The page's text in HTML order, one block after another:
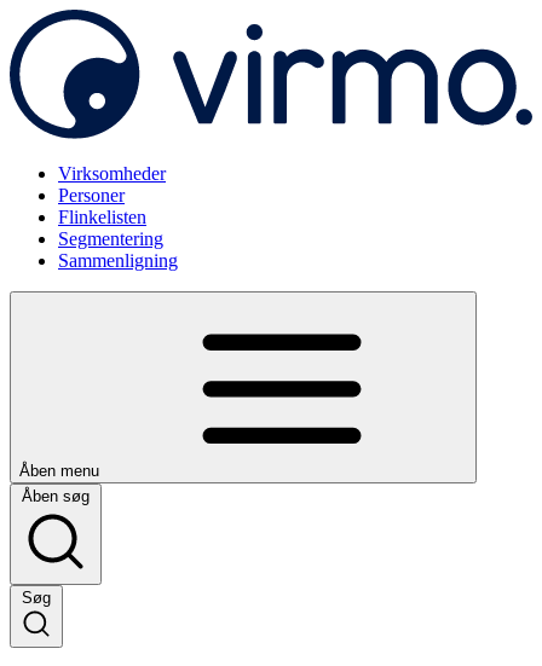
Virksomheder
Personer
Flinkelisten
Segmentering
Sammenligning
Åben menu
Åben søg
Søg